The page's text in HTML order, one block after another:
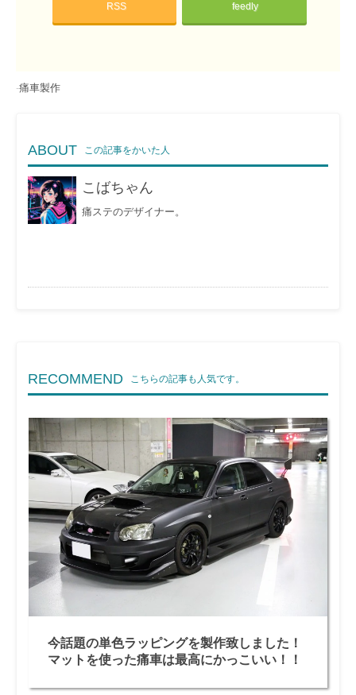
RSS feedly
-痛車製作
ABOUT この記事をかいた人
こばちゃん
痛ステのデザイナー。
RECOMMEND こちらの記事も人気です。
今話題の単色ラッピングを製作致しました！
マットを使った痛車は最高にかっこいい！！